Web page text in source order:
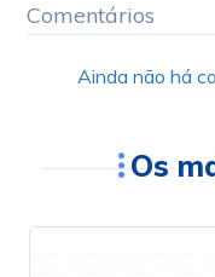
Comentários
Ainda não há
Os